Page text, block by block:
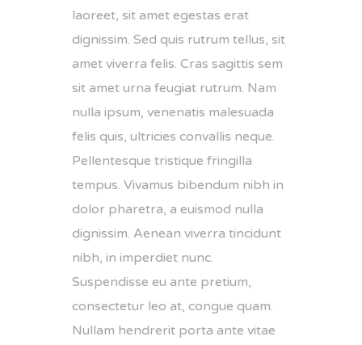
laoreet, sit amet egestas erat
dignissim. Sed quis rutrum tellus, sit
amet viverra felis. Cras sagittis sem
sit amet urna feugiat rutrum. Nam
nulla ipsum, venenatis malesuada
felis quis, ultricies convallis neque.
Pellentesque tristique fringilla
tempus. Vivamus bibendum nibh in
dolor pharetra, a euismod nulla
dignissim. Aenean viverra tincidunt
nibh, in imperdiet nunc.
Suspendisse eu ante pretium,
consectetur leo at, congue quam.
Nullam hendrerit porta ante vitae